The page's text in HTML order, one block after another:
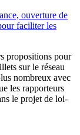
ouverture de
faciliter les
propositions pour
sur le réseau
nombreux avec
les rapporteurs
le projet de loi-